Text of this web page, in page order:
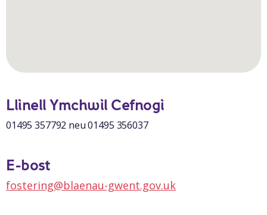
Llinell Ymchwil Cefnogi
01495 357792 neu 01495 356037
E-bost
fostering@blaenau-gwent.gov.uk